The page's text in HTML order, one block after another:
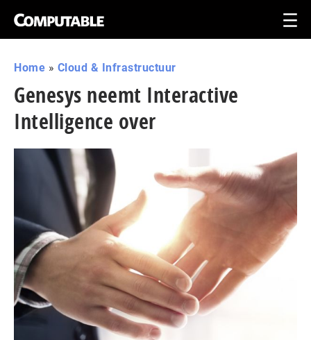
Home » Cloud & Infrastructuur
Genesys neemt Interactive
Intelligence over